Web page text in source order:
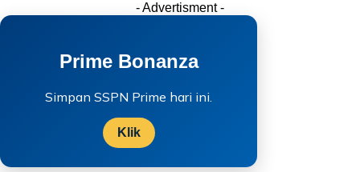
- Advertisment -
Prime Bonanza
Simpan SSPN Prime hari ini.
Klik